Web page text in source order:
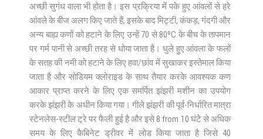
अच्छी सुगंध वाला भी होता है। इस प्रक्रिया में पके हुए आंवलों से हरे
आंवले के बीज अलग किए जाते हैं, इसके बाद मिट्टी, कंकड़, गंदगी और
अन्य बाह्य कणों को हटाने के लिए उन्‍हें 70 से 80ºC के बीच के तापमान
पर गर्म पानी से अच्‍छी तरह से धोया जाता है। धुले हुए आंवला के फलों
के सतह की नमी को हटाने के लिए हवा/छांव में सुखाकर इस्तेमाल किया
जाता है और सोडियम क्लोराइड के साथ तैयार करके आवश्यक कण
आकार प्राप्त करने के लिए एक समर्पित झंझरी मशीन का उपयोग
करके झंझरी के अधीन किया गया। गीले झंझरी की पूर्व-निर्धारित मात्रा
स्टेनलेस-स्टील ट्रे पर फैली हुई है और इसे 8 from 10 घंटे से अधिक
समय के लिए कैबिनेट ड्रीवर में लोड किया जाता है जिसे 40